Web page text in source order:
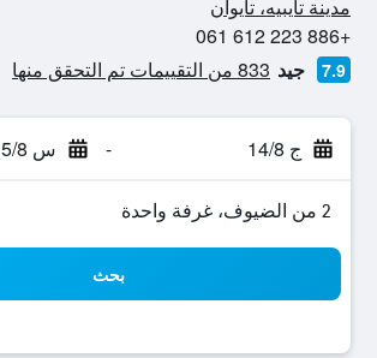
مدينة تايبيه، تايوان
+886 223 612 061
7.9 جيد 833 من التقييمات تم التحقق منها
ج 14/8 - س 15/8
2 من الضيوف، غرفة واحدة
بحث